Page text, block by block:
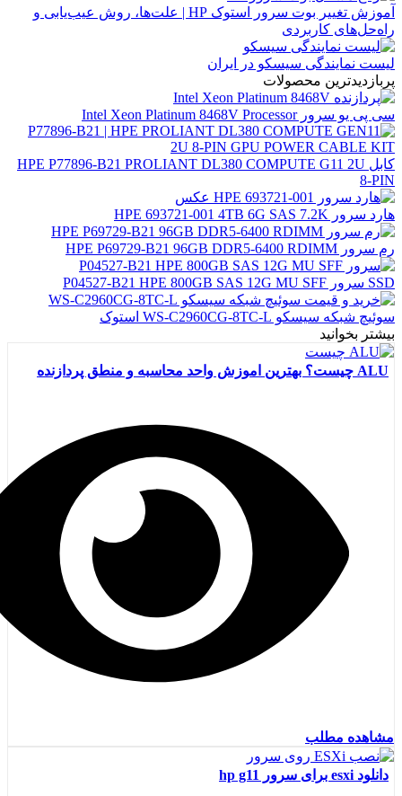
آموزش تغییر بوت سرور استوک HP | علت‌ها، روش عیب‌یابی و
راه‌حل‌های کاربردی
لیست نمایندگی سیسکو در ایران
پربازدیدترین محصولات
سی پی یو سرور Intel Xeon Platinum 8468V Processor
کابل HPE P77896-B21 PROLIANT DL380 COMPUTE G11 2U
8-PIN
هارد سرور HPE 693721-001 4TB 6G SAS 7.2K
رم سرور HPE P69729-B21 96GB DDR5-6400 RDIMM
SSD سرور P04527-B21 HPE 800GB SAS 12G MU SFF
سوئیچ شبکه سیسکو WS-C2960CG-8TC-L استوک
بیشتر بخوانید
ALU چیست؟ بهترین اموزش واحد محاسبه و منطق پردازنده
مشاهده مطلب
دانلود esxi برای سرور hp g11